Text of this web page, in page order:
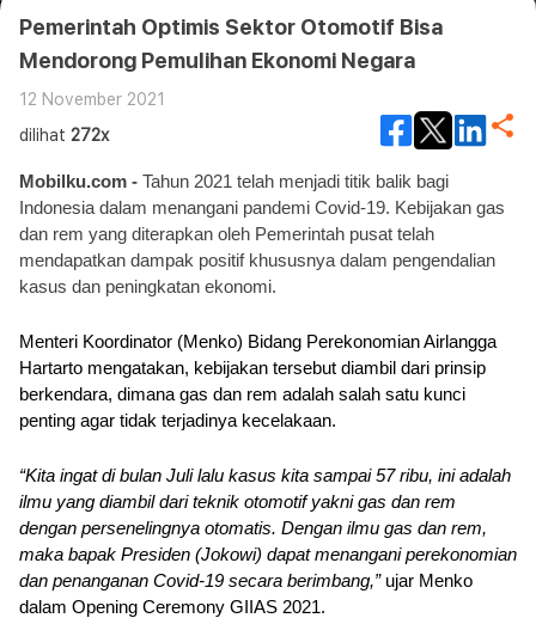
Pemerintah Optimis Sektor Otomotif Bisa
Mendorong Pemulihan Ekonomi Negara
12 November 2021
dilihat 272x
Mobilku.com - Tahun 2021 telah menjadi titik balik bagi
Indonesia dalam menangani pandemi Covid-19. Kebijakan gas
dan rem yang diterapkan oleh Pemerintah pusat telah
mendapatkan dampak positif khususnya dalam pengendalian
kasus dan peningkatan ekonomi.
Menteri Koordinator (Menko) Bidang Perekonomian Airlangga
Hartarto mengatakan, kebijakan tersebut diambil dari prinsip
berkendara, dimana gas dan rem adalah salah satu kunci
penting agar tidak terjadinya kecelakaan.
“Kita ingat di bulan Juli lalu kasus kita sampai 57 ribu, ini adalah
ilmu yang diambil dari teknik otomotif yakni gas dan rem
dengan persenelingnya otomatis. Dengan ilmu gas dan rem,
maka bapak Presiden (Jokowi) dapat menangani perekonomian
dan penanganan Covid-19 secara berimbang,” ujar Menko
dalam Opening Ceremony GIIAS 2021.